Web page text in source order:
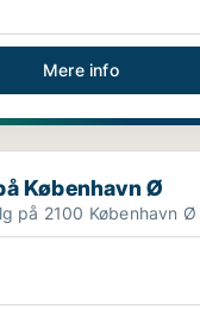
Mere info
Ø
København Ø